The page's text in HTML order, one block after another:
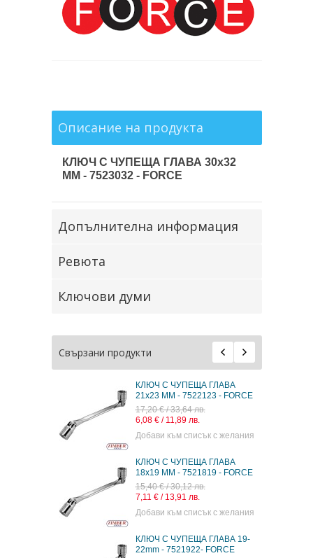
Описание на продукта
КЛЮЧ С ЧУПЕЩА ГЛАВА 30x32
ММ - 7523032 - FORCE
Допълнителна информация
Ревюта
Ключови думи
Свързани продукти
КЛЮЧ С ЧУПЕЩА ГЛАВА
21x23 ММ - 7522123 - FORCE
17,20 € / 33,64 лв.
6,08 € / 11,89 лв.
Добави към списък с желания
КЛЮЧ С ЧУПЕЩА ГЛАВА
18x19 ММ - 7521819 - FORCE
15,40 € / 30,12 лв.
7,11 € / 13,91 лв.
Добави към списък с желания
КЛЮЧ С ЧУПЕЩА ГЛАВА 19-
22mm - 7521922- FORCE